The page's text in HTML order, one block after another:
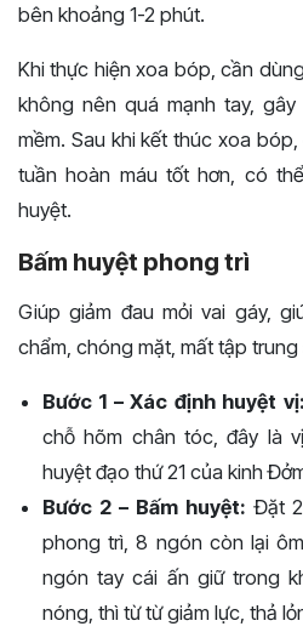
bên khoảng 1-2 phút.
Khi thực hiện xoa bóp, cần
không nên quá mạnh tay,
mềm. Sau khi kết thúc xoa
tuần hoàn máu tốt hơn, có
huyệt.
Bấm huyệt phong trì
Giúp giảm đau mỏi vai gáy,
chẩm, chóng mặt, mất tập trung
Bước 1 – Xác định huyệt vị:
chỗ hõm chân tóc, đây là
huyệt đạo thứ 21 của kinh
Bước 2 – Bấm huyệt: Đặt
phong trì, 8 ngón còn lại
ngón tay cái ấn giữ trong
nóng, thì từ từ giảm lực, thả